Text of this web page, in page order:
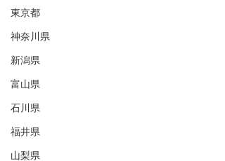
東京都
神奈川県
新潟県
富山県
石川県
福井県
山梨県